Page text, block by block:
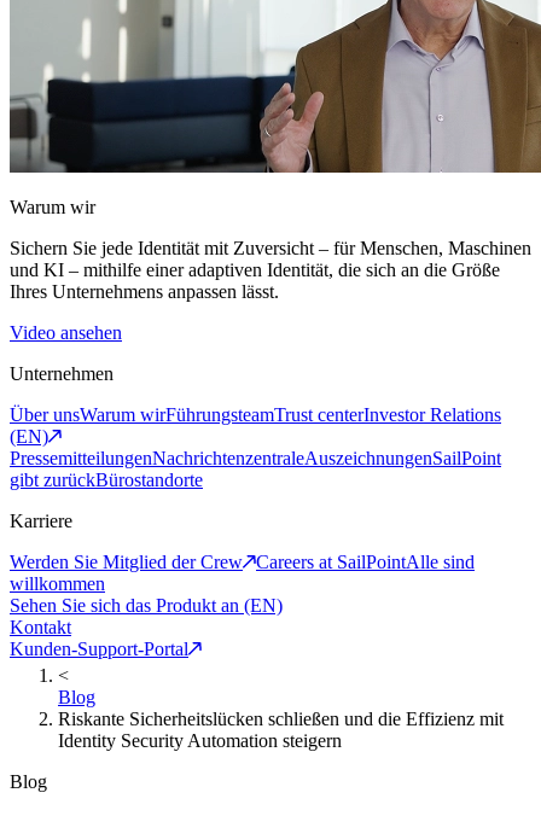
Warum wir
Sichern Sie jede Identität mit Zuversicht – für Menschen, Maschinen
und KI – mithilfe einer adaptiven Identität, die sich an die Größe
Ihres Unternehmens anpassen lässt.
Video ansehen
Unternehmen
Über unsWarum wirFührungsteamTrust centerInvestor Relations
(EN)
PressemitteilungenNachrichtenzentraleAuszeichnungenSailPoint
gibt zurückBürostandorte
Karriere
Werden Sie Mitglied der Crew
Careers at SailPointAlle sind
willkommen
Sehen Sie sich das Produkt an (EN)
Kontakt
Kunden-Support-Portal
<
Blog
Riskante Sicherheitslücken schließen und die Effizienz mit
Identity Security Automation steigern
Blog